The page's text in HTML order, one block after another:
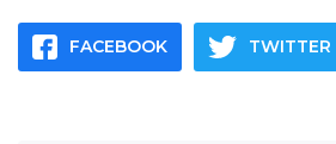
FACEBOOK TWITTER